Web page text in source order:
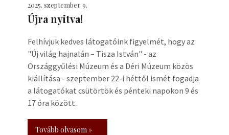
2025. szeptember 9.
Újra nyitva!
Felhívjuk kedves látogatóink figyelmét, hogy az
"Új világ hajnalán – Tisza István" - az
Országgyűlési Múzeum és a Déri Múzeum közös
kiállítása - szeptember 22-i héttől ismét fogadja
a látogatókat csütörtök és pénteki napokon 9 és
17 óra között.
Tovább olvasom »